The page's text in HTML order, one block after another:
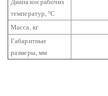
Диапазон рабочих
температур, °С
Масса, кг
Габаритные
размеры, мм